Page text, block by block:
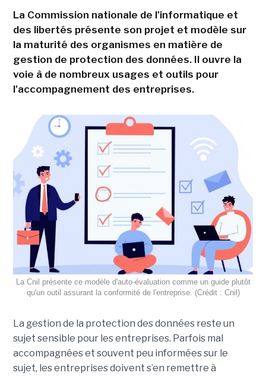
La Commission nationale de l'informatique et
des libertés présente son projet et modèle sur
la maturité des organismes en matière de
gestion de protection des données. Il ouvre la
voie à de nombreux usages et outils pour
l'accompagnement des entreprises.
La Cnil présente ce modèle d'auto-évaluation comme un guide plutôt
qu'un outil assurant la conformité de l'entreprise. (Crédit : Cnil)
La gestion de la protection des données reste un
sujet sensible pour les entreprises. Parfois mal
accompagnées et souvent peu informées sur le
sujet, les entreprises doivent s’en remettre à